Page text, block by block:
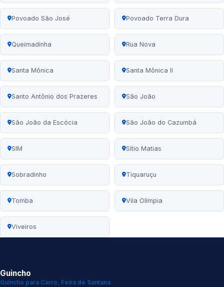
Povoado São José Povoado Terra Dura
Queimadinha Rua Nova
Santa Mônica Santa Mônica II
Santo Antônio dos Prazeres São João
São João da Escócia São João do Cazumbá
SIM Sítio Matias
Sobradinho Tiquaruçu
Tomba Vila Olímpia
Viveiros
Guincho
Guincho para Carro, Feira de Santana